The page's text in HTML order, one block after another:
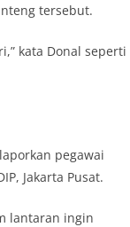
tersebut.
kata Donal seperti
pegawai
Jakarta Pusat.
lantaran ingin